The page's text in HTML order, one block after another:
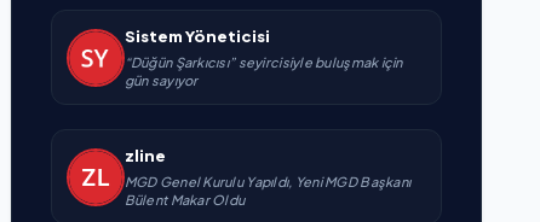
Sistem Yöneticisi
“Düğün Şarkıcısı” seyircisiyle buluşmak için
gün sayıyor
zline
MGD Genel Kurulu Yapıldı, Yeni MGD Başkanı
Bülent Makar Oldu